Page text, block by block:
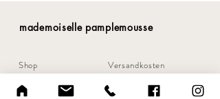
mademoiselle pamplemousse
Shop
Kontakt
Versandkosten
Widerrufsbelehrung